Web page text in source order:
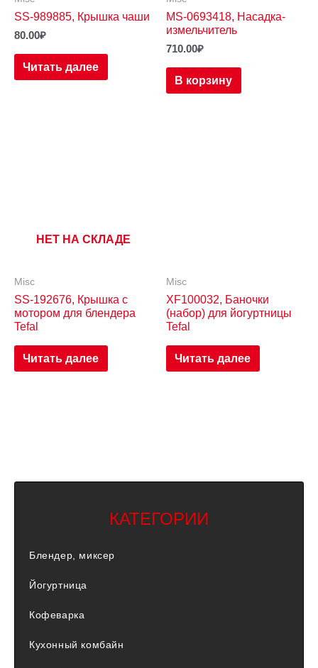
SS-989885, Крышка чаши
80.00₽
Читать далее
MS-0693418, Насадка-
измельчитель
710.00₽
В корзину
НЕТ НА СКЛАДЕ
Misc
SS-192676, Крышка с
мотором для блендера
Tefal
Читать далее
Misc
XF100032, Баночки
(набор) для йогуртницы
Tefal
Читать далее
КАТЕГОРИИ
Блендер, миксер
Йогуртница
Кофеварка
Кухонный комбайн